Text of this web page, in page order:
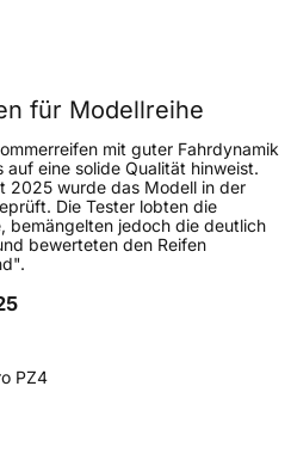
h
für Modellreihe
mit guter Fahrdynamik
eine solide Qualität hinweist.
2025 wurde das Modell in der
Die Tester lobten die
bemängelten jedoch die deutlich
bewerteten den Reifen
PZ4